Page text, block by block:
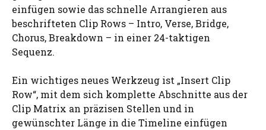
einfügen sowie das schnelle Arrangieren aus
beschrifteten Clip Rows – Intro, Verse, Bridge,
Chorus, Breakdown – in einer 24-taktigen
Sequenz.
Ein wichtiges neues Werkzeug ist „Insert Clip
Row“, mit dem sich komplette Abschnitte aus der
Clip Matrix an präzisen Stellen und in
gewünschter Länge in die Timeline einfügen